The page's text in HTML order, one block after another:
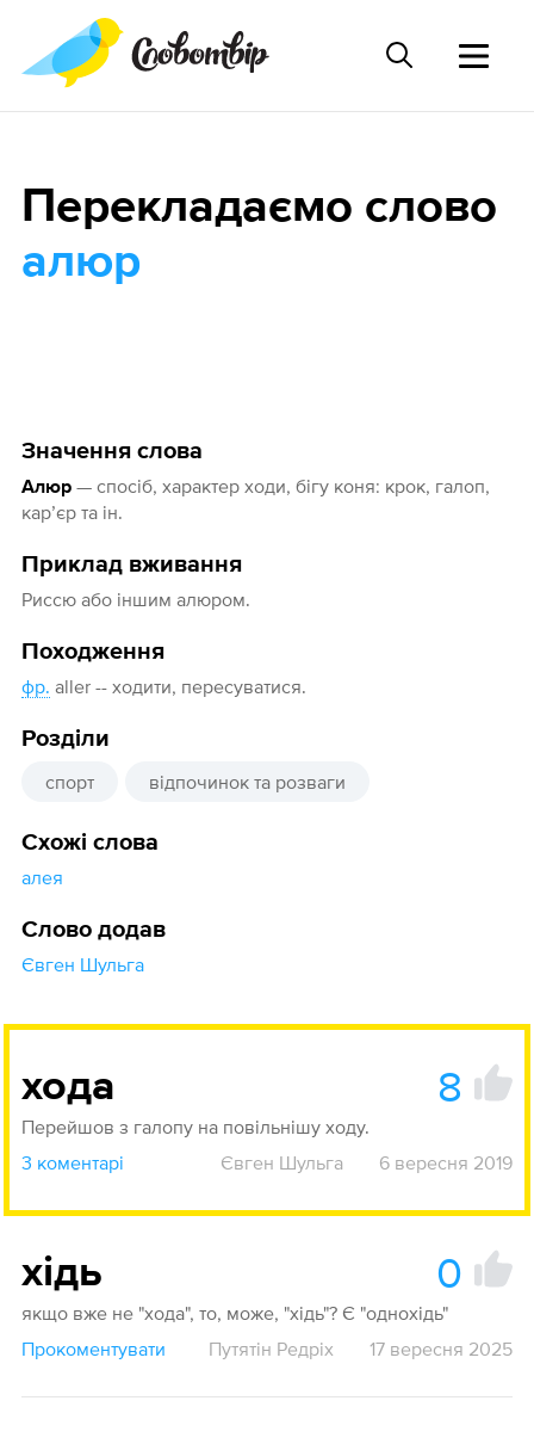
Значення слова
Алюр— спосіб, характер ходи, бігу коня: крок, галоп,
кар’єр та ін.
Приклад вживання
Риссю або іншим алюром.
Походження
фр. aller -- ходити, пересуватися.
Розділи
спорт відпочинок та розваги
Схожі слова
алея
Слово додав
Євген Шульга
Перекладаємо слово
алюр
хода 8
Перейшов з галопу на повільнішу ходу.
3 коментарі
Євген Шульга 6 вересня 2019
хідь 0
якщо вже не "хода", то, може, "хідь"? Є "однохідь"
Прокоментувати
Путятін Редріх 17 вересня 2025